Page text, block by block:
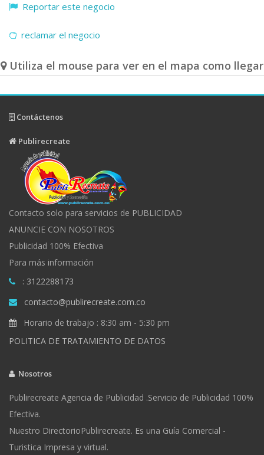
Reportar este negocio
reclamar el negocio
Utiliza el mouse para ver en el mapa como llegar
Contáctenos
Publirecreate
Contacto solo para servicios de PUBLICIDAD
ANUNCIE CON NOSOTROS
Publicidad 100% Efectiva
Para más información
: 3122288173
contacto@publirecreate.com.co
Horario de trabajo : 8:30 am - 5:30 pm
POLITICA DE TRATAMIENTO DE DATOS
Nosotros
Publirecreate Agencia de Publicidad .Servicio de Publicidad 100%
Efectiva.
Nuestro DirectorioPublirecreate. Es una Guía Comercial -
Turistica Impresa y virtual.